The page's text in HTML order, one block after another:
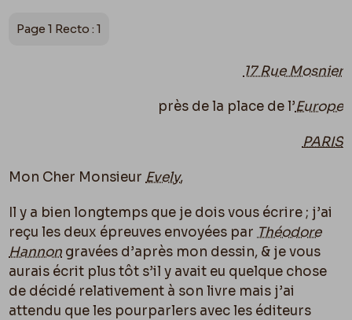
Page 1 Recto : 1
17 Rue Mosnier
près de la place de l’Europe
PARIS
Mon Cher MonsieurEvely,
Il y a bien longtemps que je dois vous écrire ; j’ai
reçu les deux épreuves envoyées parThéodore
Hannon gravées d’après mon dessin, & je vous
aurais écrit plus tôt s’il y avait eu quelque chose
de décidé relativement à son livre mais j’ai
attendu que les pourparlers avec les éditeurs